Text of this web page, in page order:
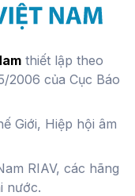
thiết lập theo
2006 của Cục Báo
Giới, Hiệp hội âm
RIAV, các hãng
nước.